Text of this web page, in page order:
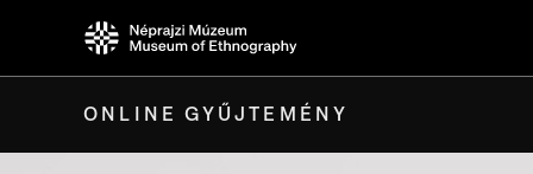
ONLINE GYŰJTEMÉNY